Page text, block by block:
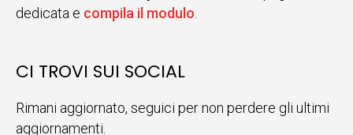
dedicata e compila il modulo.
CI TROVI SUI SOCIAL
Rimani aggiornato, seguici per non perdere gli ultimi
aggiornamenti.